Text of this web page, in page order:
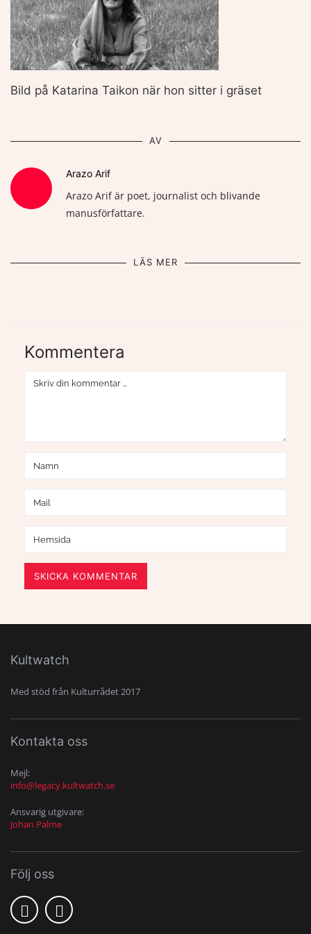
Bild på Katarina Taikon när hon sitter i gräset
AV
Arazo Arif
Arazo Arif är poet, journalist och blivande
manusförfattare.
LÄS MER
Kommentera
SKICKA KOMMENTAR
Kultwatch
Med stöd från Kulturrådet 2017
Kontakta oss
Mejl:
info@legacy.kultwatch.se
Ansvarig utgivare:
Johan Palme
Följ oss